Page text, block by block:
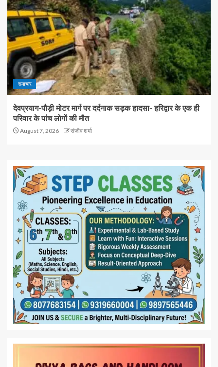
समाचार
देवप्रयाग-पौड़ी मोटर मार्ग पर दर्दनाक सड़क हादसा- हरिद्वार के एक ही
परिवार के पांच लोगों की मौत
August 7, 2026 संजीव शर्मा